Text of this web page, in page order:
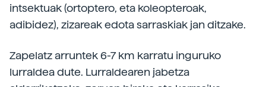
intsektuak (ortoptero, eta koleopteroak,
adibidez), zizareak edota sarraskiak jan ditzake.
Zapelatz arruntek 6-7 km karratu inguruko
lurraldea dute. Lurraldearen jabetza